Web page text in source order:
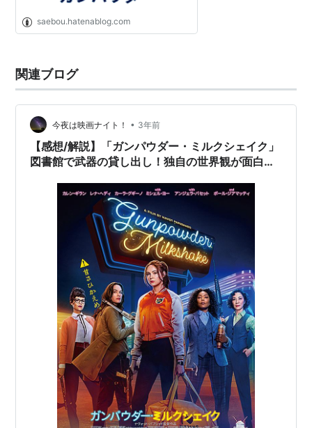
saebou.hatenablog.com
関連ブログ
今夜は映画ナイト！ • 3年前
【感想/解説】「ガンパウダー・ミルクシェイク」
図書館で武器の貸し出し！独自の世界観が面白い